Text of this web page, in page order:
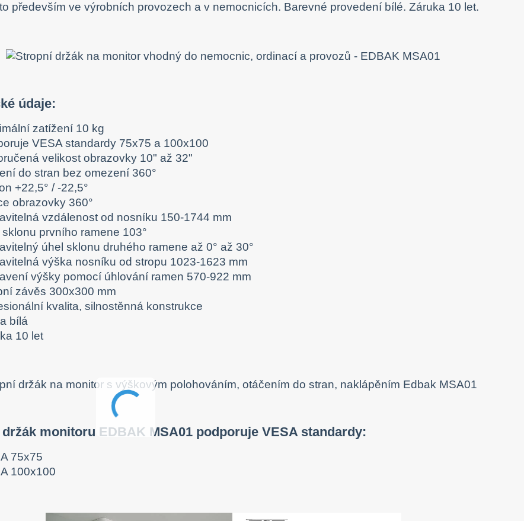
především ve výrobních provozech a v nemocnicích. Barevné provedení bílé. Záruka 10 let.
údaje:
zatížení 10 kg
VESA standardy 75x75 a 100x100
velikost obrazovky 10" až 32"
do stran bez omezení 360°
+22,5° / -22,5°
obrazovky 360°
vzdálenost od nosníku 150-1744 mm
sklonu prvního ramene 103°
úhel sklonu druhého ramene až 0° až 30°
výška nosníku od stropu 1023-1623 mm
výšky pomocí úhlování ramen 570-922 mm
závěs 300x300 mm
kvalita, silnostěnná konstrukce
bílá
10 let
monitoru EDBAK MSA01 podporuje VESA standardy:
75x75
100x100